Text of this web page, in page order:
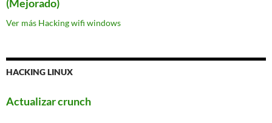
(Mejorado)
Ver más Hacking wifi windows
HACKING LINUX
Actualizar crunch